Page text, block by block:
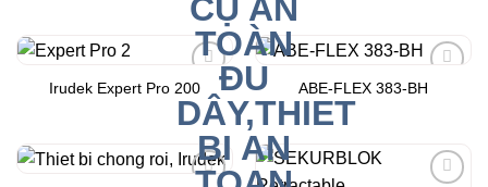
Add to
Wishlist
Irudek Expert Pro 200
Add to
ABE-FLEX 383-BH